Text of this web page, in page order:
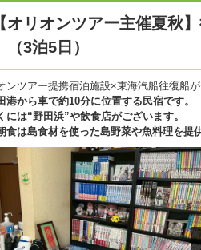
リオンツアー主催夏秋
（3泊5日）
ンツアー提携宿泊施設×東海汽船往復船
から車で約10分に位置する民宿です。
は“野田浜”や飲食店がございます。
は島食材を使った島野菜や魚料理を提